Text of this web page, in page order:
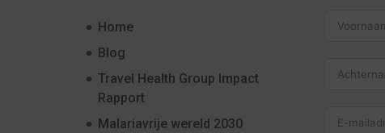
Home
Blog
Travel Health Group Impact
Rapport
Malariavrije wereld 2030